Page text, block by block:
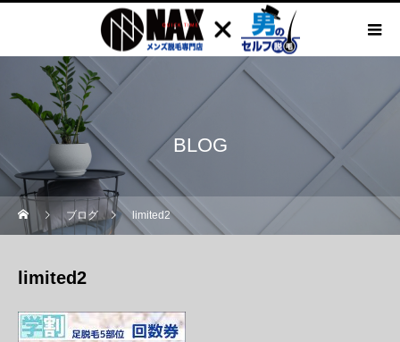
BLOG
ブログ limited2
limited2